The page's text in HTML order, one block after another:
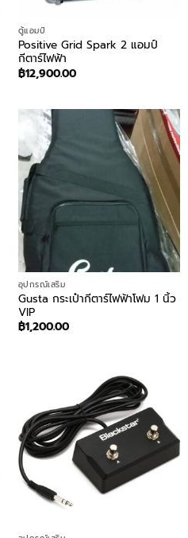
ตู้แอมป์
Positive Grid Spark 2 แอมป์
กีตาร์ไฟฟ้า
฿12,900.00
อุปกรณ์เสริม
Gusta กระเป๋ากีตาร์ไฟฟ้าโฟม 1 นิ้ว
VIP
฿1,200.00